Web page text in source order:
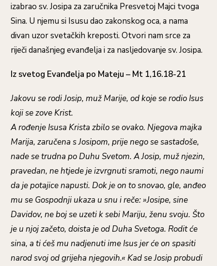
izabrao sv. Josipa za zaručnika Presvetoj Majci tvoga
Sina. U njemu si Isusu dao zakonskog oca, a nama
divan uzor svetačkih kreposti. Otvori nam srce za
riječi današnjeg evanđelja i za nasljedovanje sv. Josipa.
Iz svetog Evanđelja po Mateju – Mt 1,16.18-21
Jakovu se rodi Josip, muž Marije, od koje se rodio Isus
koji se zove Krist.
A rođenje Isusa Krista zbilo se ovako. Njegova majka
Marija, zaručena s Josipom, prije nego se sastadoše,
nade se trudna po Duhu Svetom. A Josip, muž njezin,
pravedan, ne htjede je izvrgnuti sramoti, nego naumi
da je potajice napusti. Dok je on to snovao, gle, anđeo
mu se Gospodnji ukaza u snu i reče: »Josipe, sine
Davidov, ne boj se uzeti k sebi Mariju, ženu svoju. Što
je u njoj začeto, doista je od Duha Svetoga. Rodit će
sina, a ti ćeš mu nadjenuti ime Isus jer će on spasiti
narod svoj od grijeha njegovih.« Kad se Josip probudi